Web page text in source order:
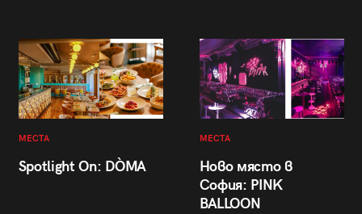
МЕСТА
Spotlight On: DÒMA
МЕСТА
Ново място в
София: PINK
BALLOON